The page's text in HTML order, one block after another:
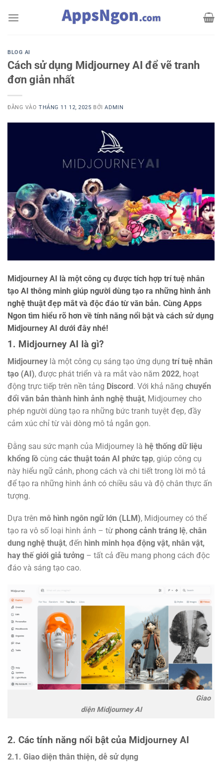
qua
BLOG AI
Cách sử dụng Midjourney AI để vẽ tranh
đơn giản nhất
ĐĂNG VÀOTHÁNG 11 12, 2025 BỞIADMIN
Midjourney AI là một công cụ được tích hợp trí tuệ nhân
tạo AI thông minh giúp người dùng tạo ra những hình ảnh
nghệ thuật đẹp mắt và độc đáo từ văn bản. Cùng Apps
Ngon tìm hiểu rõ hơn về tính năng nổi bật và cách sử dụng
Midjourney AI dưới đây nhé!
1. Midjourney AI là gì?
Midjourney là một công cụ sáng tạo ứng dụng trí tuệ nhân
tạo (AI), được phát triển và ra mắt vào năm 2022, hoạt
động trực tiếp trên nền tảng Discord. Với khả năng chuyển
đổi văn bản thành hình ảnh nghệ thuật, Midjourney cho
phép người dùng tạo ra những bức tranh tuyệt đẹp, đầy
cảm xúc chỉ từ vài dòng mô tả ngắn gọn.
Đằng sau sức mạnh của Midjourney là hệ thống dữ liệu
khổng lồ cùng các thuật toán AI phức tạp, giúp công cụ
này hiểu ngữ cảnh, phong cách và chi tiết trong lời mô tả
để tạo ra những hình ảnh có chiều sâu và độ chân thực ấn
tượng.
Dựa trên mô hình ngôn ngữ lớn (LLM), Midjourney có thể
tạo ra vô số loại hình ảnh – từ phong cảnh tráng lệ, chân
dung nghệ thuật, đến hình minh họa động vật, nhân vật,
hay thế giới giả tưởng – tất cả đều mang phong cách độc
đáo và sáng tạo cao.
Giao
diện Midjourney AI
2. Các tính năng nổi bật của Midjourney AI
2.1. Giao diện thân thiện, dễ sử dụng